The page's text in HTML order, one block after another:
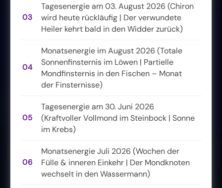
03
Tagesenergie am 03. August 2026 (Chiron
wird heute rückläufig | Der verwundete
Heiler kehrt bald in den Widder zurück)
04
Monatsenergie im August 2026 (Totale
Sonnenfinsternis im Löwen | Partielle
Mondfinsternis in den Fischen – Monat
der Finsternisse)
05
Tagesenergie am 30. Juni 2026
(Kraftvoller Vollmond im Steinbock | Sonne
im Krebs)
06
Monatsenergie Juli 2026 (Wochen der
Fülle & inneren Einkehr | Der Mondknoten
wechselt in den Wassermann)